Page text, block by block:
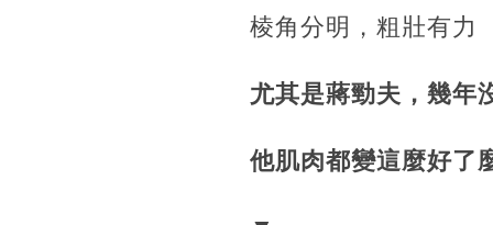
棱角分明，粗壯有力
尤其是蔣勁夫，幾年
他肌肉都變這麼好了